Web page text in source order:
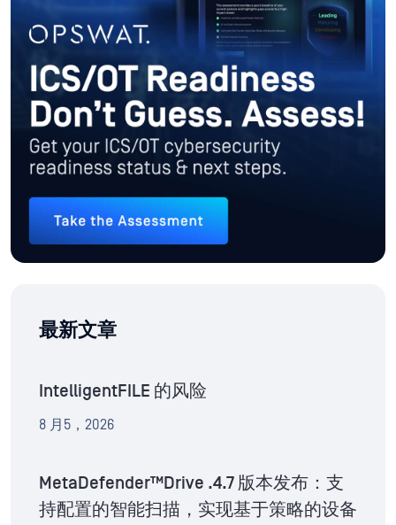
最新文章
IntelligentFILE 的风险
8 月5，2026
MetaDefender™Drive .4.7 版本发布：支
持配置的智能扫描，实现基于策略的设备